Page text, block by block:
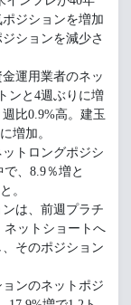
ジションを増加
ションを減少さ
運用業者のネッ
ンと4週ぶりに増
比0.9%高。建玉
増加。
トロングポジシ
、8.9％増と
。
は、前週プラチ
ネットショートへ
そのポジション
ンのネットポジ